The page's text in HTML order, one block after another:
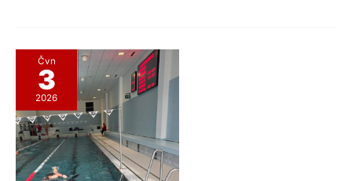
přeborů
ve
Vysokém
Mýtě
Čvn
3
2026